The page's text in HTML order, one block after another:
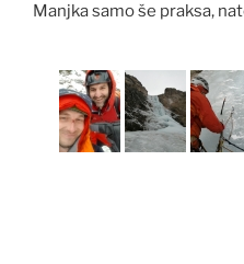
Manjka samo še praksa,